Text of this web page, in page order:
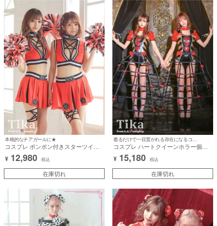
本格的なチアガールに★
コスプレ ポンポン付きスターツイン
アメリカンへそ出しフレアスカートチ
アガール [4点セット] (トップス/スカ
ート/ポンポン/ガーターベルト)【ハロ
ウィン】[la-hwpk2102]
¥ 12,980 税込
在庫切れ
コスプレ ハートクイーンホラー個性
ツインキャラクター [2点セット] (オー
ルインワン/鳥かごパニエ)【ハロウィ
ン】[la-hwpk2150]
¥ 15,180 税込
在庫切れ